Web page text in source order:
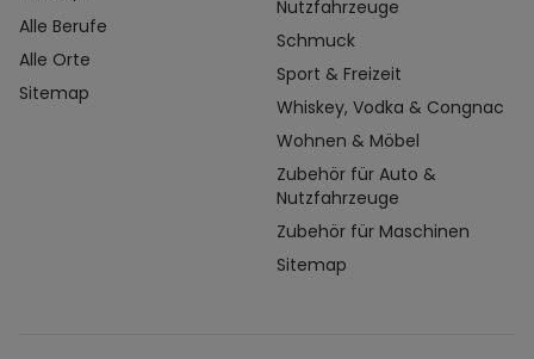
Alle Berufe
Alle Orte
Sitemap
Nutzfahrzeuge
Schmuck
Sport & Freizeit
Whiskey, Vodka & Congnac
Wohnen & Möbel
Zubehör für Auto &
Nutzfahrzeuge
Zubehör für Maschinen
Sitemap